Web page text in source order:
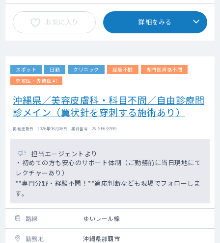
お気に入り 詳細をみる
スポット 日勤 クリニック 経験不問
専門医資格不問
専攻医・専修医可
沖縄県／美容皮膚科・科目不問／自由診療問
診メイン（翼状針を穿刺する施術あり）
掲載更新日 : 2026年08月06日 案件番号 : 26-SF633999
担当エージェントより
・初めての方も安心のサポート体制（ご勤務前に当日現地にて
レクチャーあり）
**専門分野・経験不問！**適応判断なども現場でフォローしま
す。
路線 ゆいレール線
勤務地 沖縄県那覇市